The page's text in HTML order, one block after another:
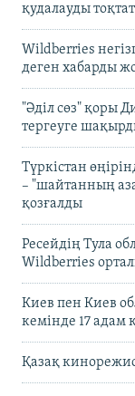
қудалауды
Wildberries
деген хабарды
"Әділ сөз" қоры
тергеуге
Түркістан
– "шайтанның
қозғалды
Ресейдің Тула
Wildberries
Киев пен Киев
кемінде 17 адам
Қазақ